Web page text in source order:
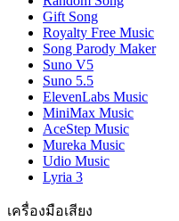
Gift Song
Royalty Free Music
Song Parody Maker
Suno V5
Suno 5.5
ElevenLabs Music
MiniMax Music
AceStep Music
Mureka Music
Udio Music
Lyria 3
เครื่องมือเสียง